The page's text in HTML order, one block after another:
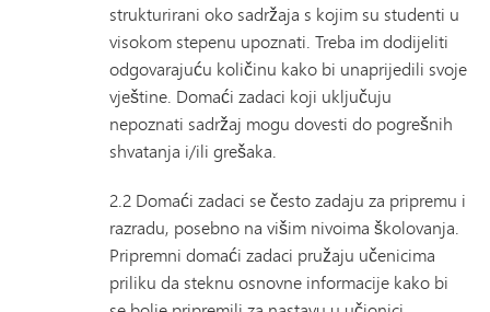
strukturirani oko sadržaja s kojim su studenti u
visokom stepenu upoznati. Treba im dodijeliti
odgovarajuću količinu kako bi unaprijedili svoje
vještine. Domaći zadaci koji uključuju
nepoznati sadržaj mogu dovesti do pogrešnih
shvatanja i/ili grešaka.
2.2 Domaći zadaci se često zadaju za pripremu i
razradu, posebno na višim nivoima školovanja.
Pripremni domaći zadaci pružaju učenicima
priliku da steknu osnovne informacije kako bi